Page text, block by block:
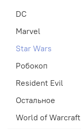
DC
Marvel
Star Wars
Робокоп
Resident Evil
Остальное
World of Warcraft